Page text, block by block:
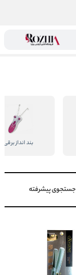
بند انداز برقی
جستجوی پیشرفته